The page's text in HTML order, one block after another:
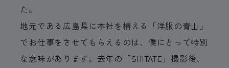
た。
地元である広島県に本社を構える「洋服の青山」
でお仕事をさせてもらえるのは、僕にとって特別
な意味があります。去年の「SHITATE」撮影後、